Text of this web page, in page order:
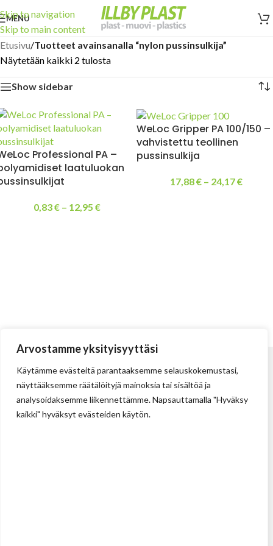
Arvostamme yksityisyyttäsi
Käytämme evästeitä parantaaksemme selauskokemustasi,
näyttääksemme räätälöityjä mainoksia tai sisältöä ja
analysoidaksemme liikennettämme. Napsauttamalla "Hyväksy
kaikki" hyväksyt evästeiden käytön.
Skip to navigation
Skip to main content
MENU
Etusivu/Tuotteet avainsanalla “nylon pussinsulkija”
Näytetään kaikki 2 tulosta
Show sidebar
Professional PA –
laatuluokan
0,83€ – 12,95 €
WeLoc Gripper PA 100/150 –
vahvistettu teollinen
pussinsulkija
17,88€ – 24,17€